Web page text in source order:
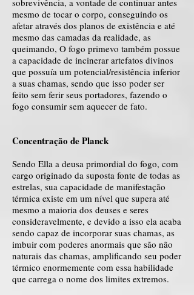
sobrevivência, a vontade de continuar antes
mesmo de tocar o corpo, conseguindo os
afetar através dos planos de existência e até
mesmo das camadas da realidade, as
queimando, O fogo primevo também possue
a capacidade de incinerar artefatos divinos
que possuía um potencial/resistência inferior
a suas chamas, sendo que isso poder ser
feito sem ferir seus portadores, fazendo o
fogo consumir sem aquecer de fato.
Concentração de Planck
Sendo Ella a deusa primordial do fogo, com
cargo originado da suposta fonte de todas as
estrelas, sua capacidade de manifestação
térmica existe em um nível que supera até
mesmo a maioria dos deuses e seres
consideravelmente, e devido a isso ela acaba
sendo capaz de incorporar suas chamas, as
imbuir com poderes anormais que são não
naturais das chamas, amplificando seu poder
térmico enormemente com essa habilidade
que carrega o nome dos limites extremos.